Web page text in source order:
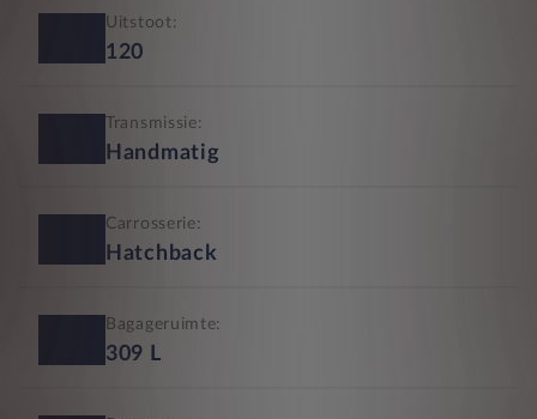
Uitstoot:
120
Transmissie:
Handmatig
Carrosserie:
Hatchback
Bagageruimte:
309 L